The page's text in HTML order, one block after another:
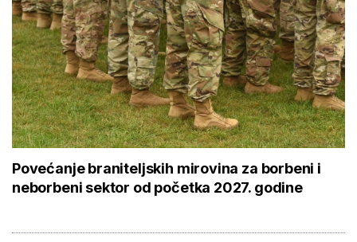
Povećanje braniteljskih mirovina za borbeni i
neborbeni sektor od početka 2027. godine